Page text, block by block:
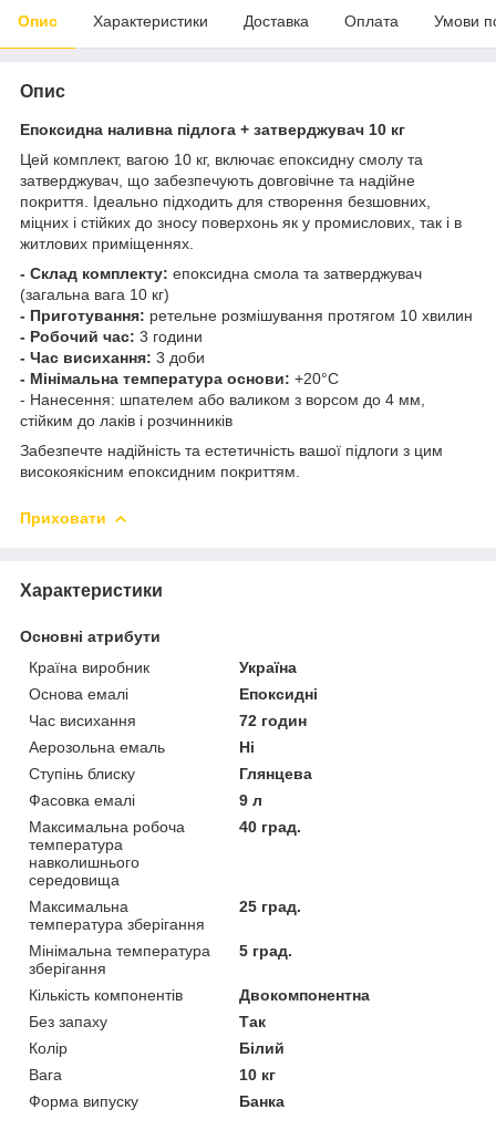
Опис Характеристики Доставка Оплата Умови
Опис
Епоксидна наливна підлога + затверджувач 10 кг
Цей комплект, вагою 10 кг, включає епоксидну смолу та
затверджувач, що забезпечують довговічне та надійне
покриття. Ідеально підходить для створення безшовних,
міцних і стійких до зносу поверхонь як у промислових, так і в
житлових приміщеннях.
- Склад комплекту: епоксидна смола та затверджувач
(загальна вага 10 кг)
- Приготування: ретельне розмішування протягом 10 хвилин
- Робочий час: 3 години
- Час висихання: 3 доби
- Мінімальна температура основи: +20°C
- Нанесення: шпателем або валиком з ворсом до 4 мм,
стійким до лаків і розчинників
Забезпечте надійність та естетичність вашої підлоги з цим
високоякісним епоксидним покриттям.
Приховати
Характеристики
Основні атрибути
Країна виробник
Україна
Основа емалі
Епоксидні
Час висихання
72 годин
Аерозольна емаль
Ні
Ступінь блиску
Глянцева
Фасовка емалі
9 л
Максимальна робоча
температура
навколишнього
середовища
40 град.
Максимальна
температура зберігання
25 град.
Мінімальна температура
зберігання
5 град.
Кількість компонентів
Двокомпонентна
Без запаху
Так
Колір
Білий
Вага
10 кг
Форма випуску
Банка